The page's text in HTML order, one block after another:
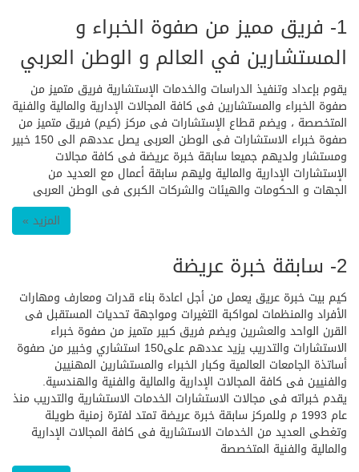
1- فريق مميز من صفوة الخبراء و
المستشارين في العالم و الوطن العربي
يقوم بإعداد وتنفيذ الدراسات والخدمات الإستشارية فريق متميز من
صفوة الخبراء والمستشارين فى كافة المجالات الإدارية والمالية والفنية
المتخصصة ، ويضم قطاع الإستشارات فى مركز (كيم) فريق متميز من
صفوة خبراء الاستشارات فى الوطن العربى يصل عددهم الى 150 خبير
ومستشار ولديهم جميعا سابقة خبرة عريضة فى كافة مجالات
الإستشارات الإدارية والمالية وليهم سابقة أعمال مع العديد من
الجهات و الحكومات والهيئات والشركات الكبرى فى الوطن العربى
المزيد »
2- سابقة خبرة عريضة
كيم بيت خبرة عريق يعمل من أجل اعادة بناء قدرات ومعارف ومهارات
الأفراد والمنظمات لمواكبة التغيرات ومواجهة تحديات المستقبل فى
القرن الواحد والعشرين ويضم فريق كبير متميز من صفوة خبراء
الاستشارات والتدريب يزيد عددهم على150 استشاري وخبير من صفوة
أساتذة الجامعات العالمية وكبار الخبراء والمستشارين المهنيين
والفنيين فى كافة المجالات الإدارية والمالية والفنية والهندسية.
يقدم خبراته فى مجالات الاستشارات الخدمات الاستشارية والتدريب منذ
عام 1993 م وللمركز سابقة خبرة عريضة تمتد لفترة زمنية طويلة
وتغطى العديد من الخدمات الاستشارية فى كافة المجالات الإدارية
والمالية والفنية المتخصصة